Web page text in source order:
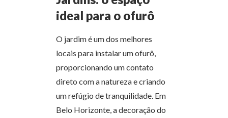
ideal para o ofurô
O jardim é um dos melhores
locais para instalar um ofurô,
proporcionando um contato
direto com a natureza e criando
um refúgio de tranquilidade. Em
Belo Horizonte, a decoração do